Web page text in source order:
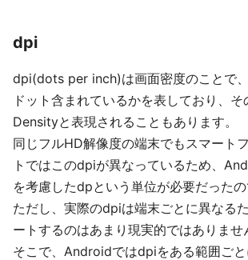
dpi
dpi(dots per inch)は画面密度のことで
ドット含まれているかを表しており、
Densityと表現されることもあります。
同じフルHD解像度の端末でもスマート
トではこのdpiが異なっているため、
を考慮したdpという単位が必要だったの
ただし、実際のdpiは端末ごとに異なる
ートするのはあまり現実的ではありませ
そこで、Androidではdpiをある範囲ご